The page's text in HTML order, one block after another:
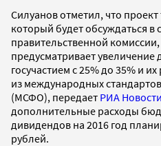
Силуанов отметил, что
который будет обсуждаться в
правительственной комиссии,
предусматривает
госучастием с 25% до 35% и их
из международных
(МСФО), передает РИА Новости
дополнительные расходы
дивидендов на 2016 год
рублей.